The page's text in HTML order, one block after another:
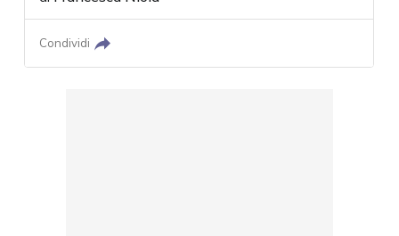
Condividi